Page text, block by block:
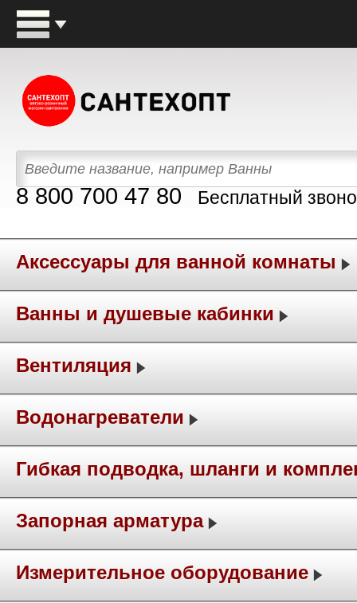
8 800 700 47 80 Бесплатный
Аксессуары для ванной комнаты
Ванны и душевые кабинки
Вентиляция
Водонагреватели
Гибкая подводка, шланги и
Запорная арматура
Измерительное оборудование